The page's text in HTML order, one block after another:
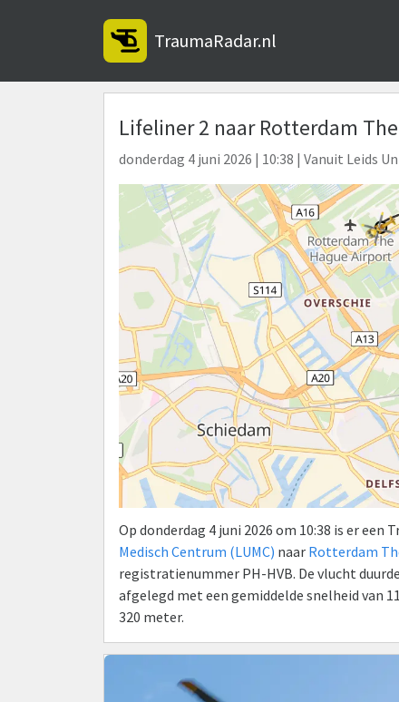
TraumaRadar.nl
Lifeliner 2 naar Rotterdam
donderdag 4 juni 2026 | 10:38 | Vanuit Leids
Op donderdag 4 juni 2026 om 10:38 is er
Medisch Centrum (LUMC) naar Rotterdam
registratienummer PH-HVB. De vlucht
afgelegd met een gemiddelde snelheid van
320 meter.